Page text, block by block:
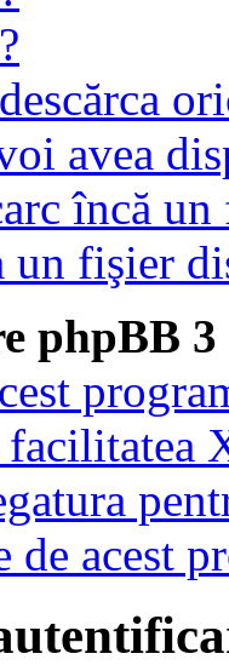
avea
încă
fişier
phpBB 3
facilitatea
de acest